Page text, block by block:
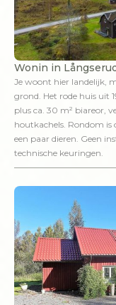
Wonin in Långserud
Je woont hier landelijk,
grond. Het rode huis uit
plus ca. 30 m² biareor,
houtkachels. Rondom is
een paar dieren. Geen
technische keuringen.